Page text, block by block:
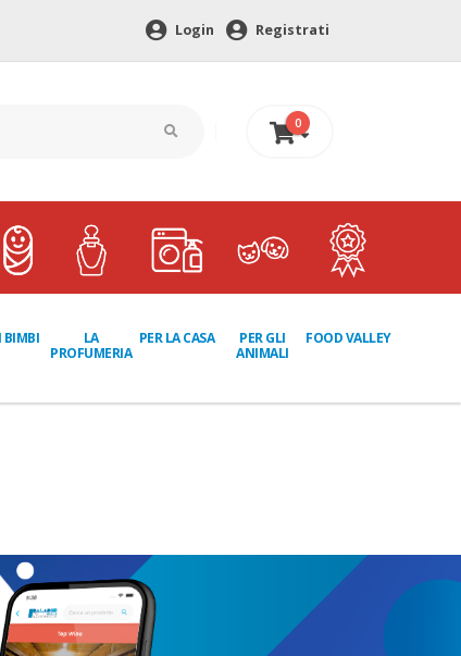
Login Registrati
0
0 €
BIMBI
LA
PROFUMERIA
PER LA CASA
PER GLI
ANIMALI
FOOD VALLEY